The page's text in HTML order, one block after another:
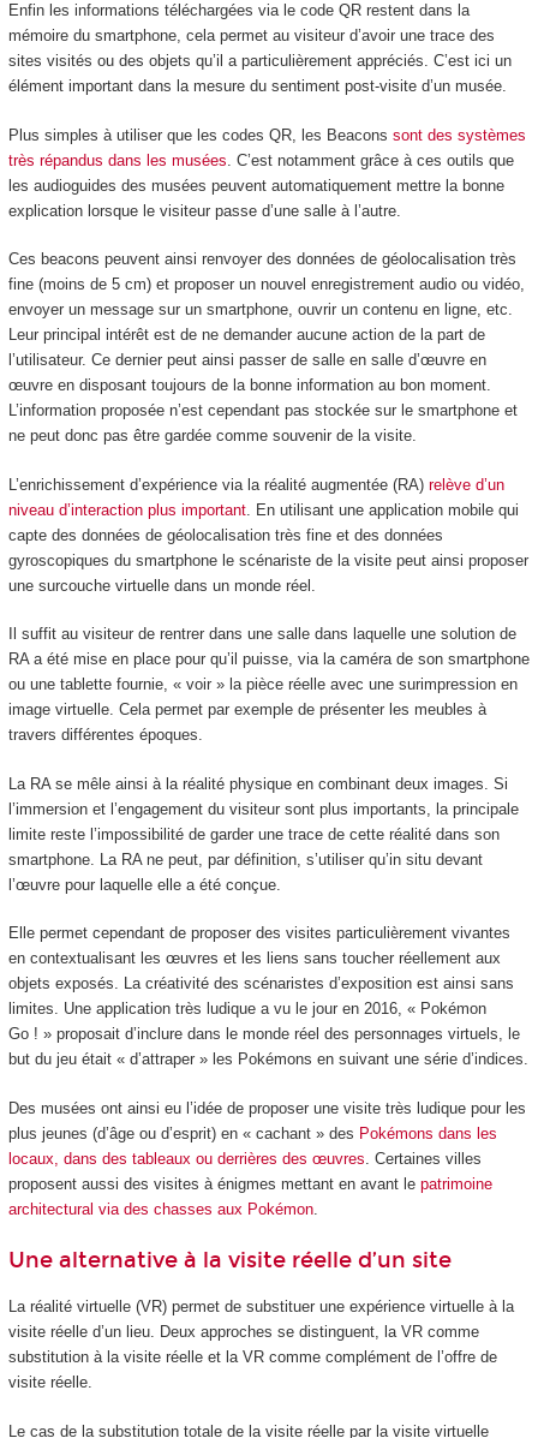
Enfin les informations téléchargées via le code QR restent dans la
mémoire du smartphone, cela permet au visiteur d’avoir une trace des
sites visités ou des objets qu’il a particulièrement appréciés. C’est ici un
élément important dans la mesure du sentiment post-visite d’un musée.
Plus simples à utiliser que les codes QR, les Beacons sont des systèmes
très répandus dans les musées . C’est notamment grâce à ces outils que
les audioguides des musées peuvent automatiquement mettre la bonne
explication lorsque le visiteur passe d’une salle à l’autre.
Ces beacons peuvent ainsi renvoyer des données de géolocalisation très
fine (moins de 5 cm) et proposer un nouvel enregistrement audio ou vidéo,
envoyer un message sur un smartphone, ouvrir un contenu en ligne, etc.
Leur principal intérêt est de ne demander aucune action de la part de
l’utilisateur. Ce dernier peut ainsi passer de salle en salle d’œuvre en
œuvre en disposant toujours de la bonne information au bon moment.
L’information proposée n’est cependant pas stockée sur le smartphone et
ne peut donc pas être gardée comme souvenir de la visite.
L’enrichissement d’expérience via la réalité augmentée (RA) relève d’un
niveau d’interaction plus important. En utilisant une application mobile qui
capte des données de géolocalisation très fine et des données
gyroscopiques du smartphone le scénariste de la visite peut ainsi proposer
une surcouche virtuelle dans un monde réel.
Il suffit au visiteur de rentrer dans une salle dans laquelle une solution de
RA a été mise en place pour qu’il puisse, via la caméra de son smartphone
ou une tablette fournie, « voir » la pièce réelle avec une surimpression en
image virtuelle. Cela permet par exemple de présenter les meubles à
travers différentes époques.
La RA se mêle ainsi à la réalité physique en combinant deux images. Si
l’immersion et l’engagement du visiteur sont plus importants, la principale
limite reste l’impossibilité de garder une trace de cette réalité dans son
smartphone. La RA ne peut, par définition, s’utiliser qu’in situ devant
l’œuvre pour laquelle elle a été conçue.
Elle permet cependant de proposer des visites particulièrement vivantes
en contextualisant les œuvres et les liens sans toucher réellement aux
objets exposés. La créativité des scénaristes d’exposition est ainsi sans
limites. Une application très ludique a vu le jour en 2016, « Pokémon
Go ! » proposait d’inclure dans le monde réel des personnages virtuels, le
but du jeu était « d’attraper » les Pokémons en suivant une série d’indices.
Des musées ont ainsi eu l’idée de proposer une visite très ludique pour les
plus jeunes (d’âge ou d’esprit) en « cachant » des Pokémons dans les
locaux, dans des tableaux ou derrières des œuvres . Certaines villes
proposent aussi des visites à énigmes mettant en avant le patrimoine
architectural via des chasses aux Pokémon.
Une alternative à la visite réelle d’un site
La réalité virtuelle (VR) permet de substituer une expérience virtuelle à la
visite réelle d’un lieu. Deux approches se distinguent, la VR comme
substitution à la visite réelle et la VR comme complément de l’offre de
visite réelle.
Le cas de la substitution totale de la visite réelle par la visite virtuelle